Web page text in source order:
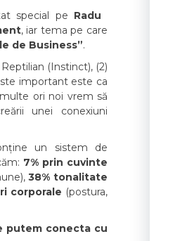
special pe Radu
, iar tema pe care
de Business”.
Reptilian (Instinct), (2)
important este ca
ori noi vrem să
unei conexiuni
un sistem de
7% prin cuvinte
38% tonalitate
corporale (postura,
putem conecta cu